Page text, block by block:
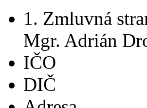
1. Zmluvná
Mgr. Adrián
IČO
DIČ